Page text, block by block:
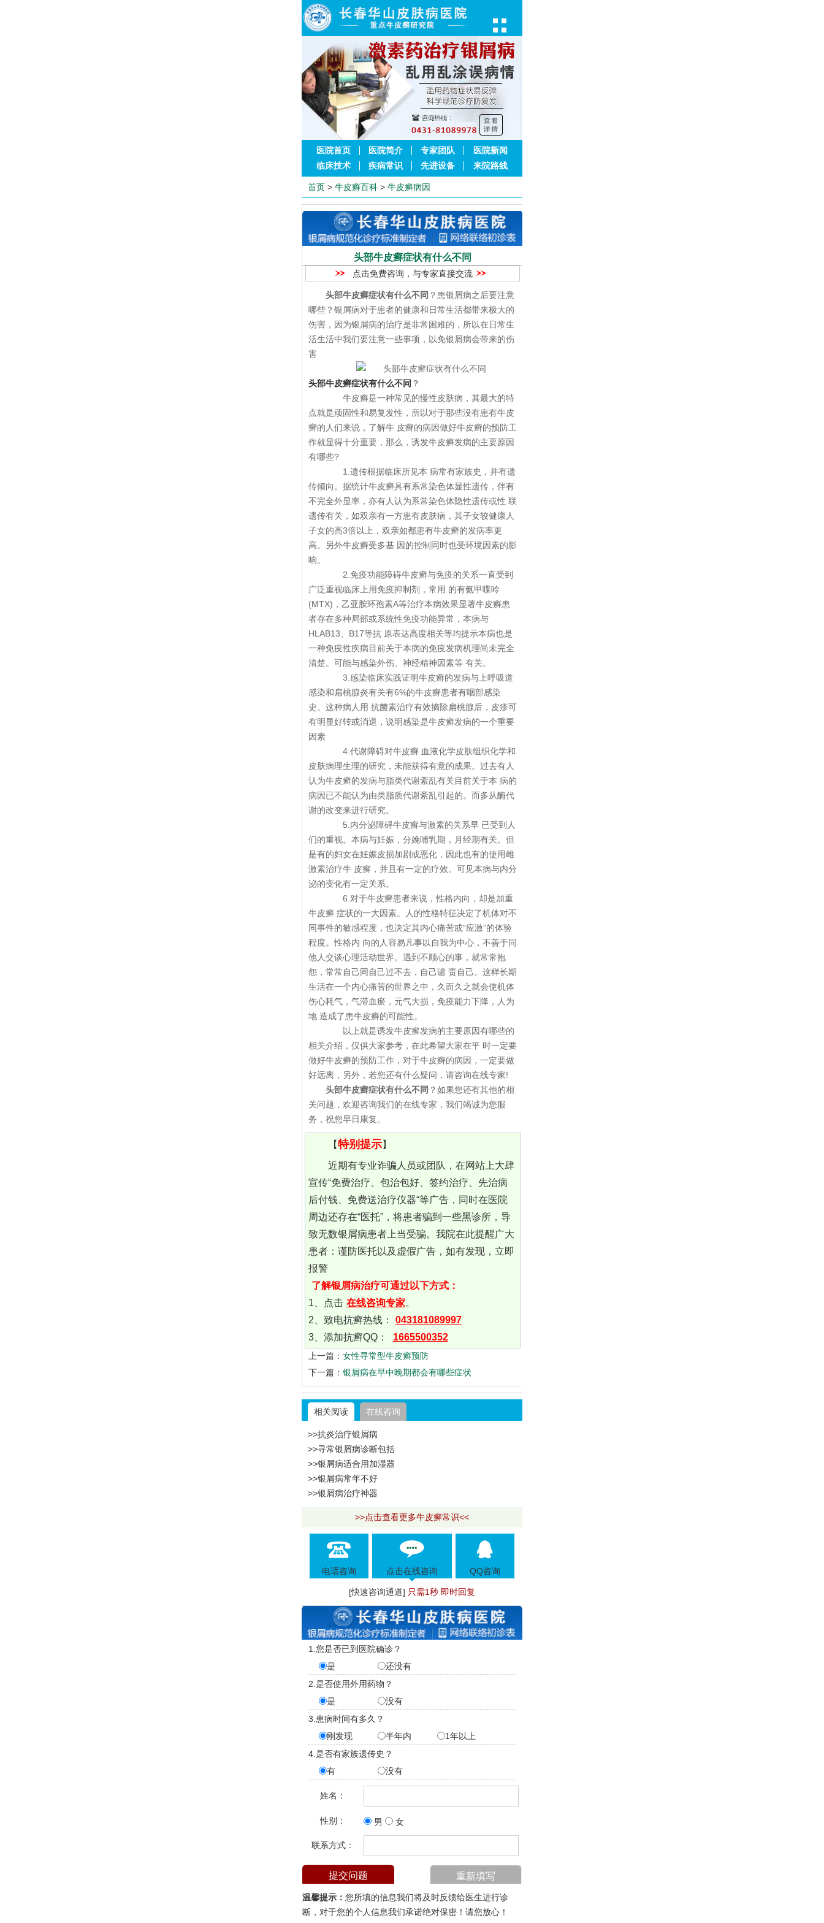
医院首页 医院简介 专家团队
医院新闻
临床技术
疾病常识 先进设备 来院路线
首页 > 牛皮癣百科 > 牛皮癣病因
头部牛皮癣症状有什么不同
点击免费咨询，与专家直接交流
头部牛皮癣症状有什么不同 ？患银屑病之后要注意
哪些？银屑病对于患者的健康和日常生活都带来极大的
伤害，因为银屑病的治疗是非常困难的，所以在日常生
活生活中我们要注意一些事项，以免银屑病会带来的伤
害
头部牛皮癣症状有什么不同 ？
牛皮癣是一种常见的慢性皮肤病，其最大的特
点就是顽固性和易复发性，所以对于那些没有患有牛皮
癣的人们来说，了解牛 皮癣的病因做好牛皮癣的预防工
作就显得十分重要，那么，诱发牛皮癣发病的主要原因
有哪些?
1.遗传根据临床所见本 病常有家族史，并有遗
传倾向。据统计牛皮癣具有系常染色体显性遗传，伴有
不完全外显率，亦有人认为系常染色体隐性遗传或性 联
遗传有关，如双亲有一方患有皮肤病，其子女较健康人
子女的高3倍以上，双亲如都患有牛皮癣的发病率更
高。另外牛皮癣受多基 因的控制同时也受环境因素的影
响。
2.免疫功能障碍牛皮癣与免疫的关系一直受到
广泛重视临床上用免疫抑制剂，常用 的有氨甲喋呤
(MTX)，乙亚胺环孢素A等治疗本病效果显著牛皮癣患
者存在多种局部或系统性免疫功能异常，本病与
HLAB13、B17等抗 原表达高度相关等均提示本病也是
一种免疫性疾病目前关于本病的免疫发病机理尚未完全
清楚。可能与感染外伤、神经精神因素等 有关。
3.感染临床实践证明牛皮癣的发病与上呼吸道
感染和扁桃腺炎有关有6%的牛皮癣患者有咽部感染
史。这种病人用 抗菌素治疗有效摘除扁桃腺后，皮疹可
有明显好转或消退，说明感染是牛皮癣发病的一个重要
因素
4.代谢障碍对牛皮癣 血液化学皮肤组织化学和
皮肤病理生理的研究，未能获得有意的成果。过去有人
认为牛皮癣的发病与脂类代谢紊乱有关目前关于本 病的
病因已不能认为由类脂质代谢紊乱引起的。而多从酶代
谢的改变来进行研究。
5.内分泌障碍牛皮癣与激素的关系早 已受到人
们的重视。本病与妊娠，分娩哺乳期，月经期有关。但
是有的妇女在妊娠皮损加剧或恶化，因此也有的使用雌
激素治疗牛 皮癣，并且有一定的疗效。可见本病与内分
泌的变化有一定关系。
6.对于牛皮癣患者来说，性格内向，却是加重
牛皮癣 症状的一大因素。人的性格特征决定了机体对不
同事件的敏感程度，也决定其内心痛苦或“应激”的体验
程度。性格内 向的人容易凡事以自我为中心，不善于同
他人交谈心理活动世界。遇到不顺心的事，就常常抱
怨，常常自己同自己过不去，自己谴 责自己。这样长期
生活在一个内心痛苦的世界之中，久而久之就会使机体
伤心耗气，气滞血瘀，元气大损，免疫能力下降，人为
地 造成了患牛皮癣的可能性。
以上就是诱发牛皮癣发病的主要原因有哪些的
相关介绍，仅供大家参考，在此希望大家在平 时一定要
做好牛皮癣的预防工作，对于牛皮癣的病因，一定要做
好远离，另外，若您还有什么疑问，请咨询在线专家!
头部牛皮癣症状有什么不同 ？如果您还有其他的相
关问题，欢迎咨询我们的在线专家，我们竭诚为您服
务，祝您早日康复。
【特别提示】
近期有专业诈骗人员或团队，在网站上大肆
宣传“免费治疗、包治包好、签约治疗、先治病
后付钱、免费送治疗仪器“等广告，同时在医院
周边还存在“医托”，将患者骗到一些黑诊所，导
致无数银屑病患者上当受骗。我院在此提醒广大
患者：谨防医托以及虚假广告，如有发现，立即
报警
了解银屑病治疗可通过以下方式：
1、点击 在线咨询专家。
2、致电抗癣热线：
043181089997
3、添加抗癣QQ：
1665500352
上一篇： 女性寻常型牛皮癣预防
下一篇： 银屑病在早中晚期都会有哪些症状
相关阅读 在线咨询
>>抗炎治疗银屑病
>>寻常银屑病诊断包括
>>银屑病适合用加湿器
>>银屑病常年不好
>>银屑病治疗神器
>>点击查看更多牛皮癣常识<<
电话咨询 点击在线咨询 QQ咨询
[快速咨询通道] 只需1秒 即时回复
1.您是否已到医院确诊？
是
还没有
2.是否使用外用药物？
是
没有
3.患病时间有多久？
刚发现
半年内
1年以上
4.是否有家族遗传史？
有
没有
姓名：
性别： 男 女
联系方式：
温馨提示： 您所填的信息我们将及时反馈给医生进行诊
断，对于您的个人信息我们承诺绝对保密！请您放心！